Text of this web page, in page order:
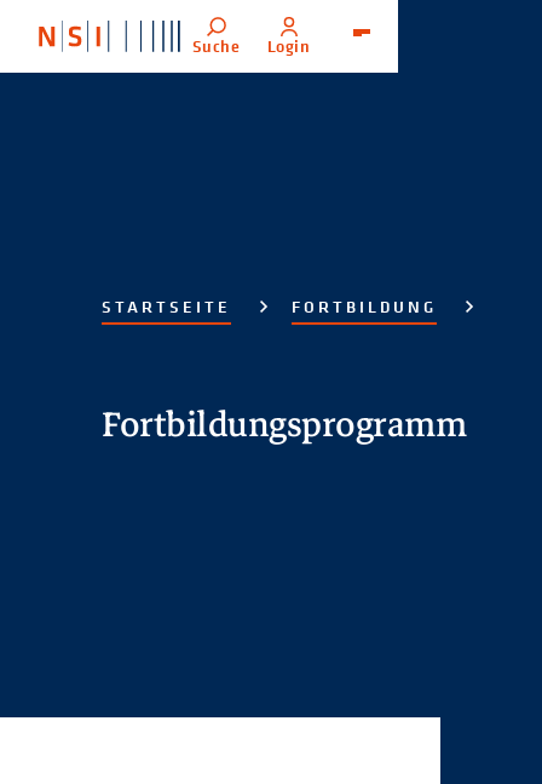
Suche Login
STARTSEITE FORTBILDUNG
Fortbildungsprogramm